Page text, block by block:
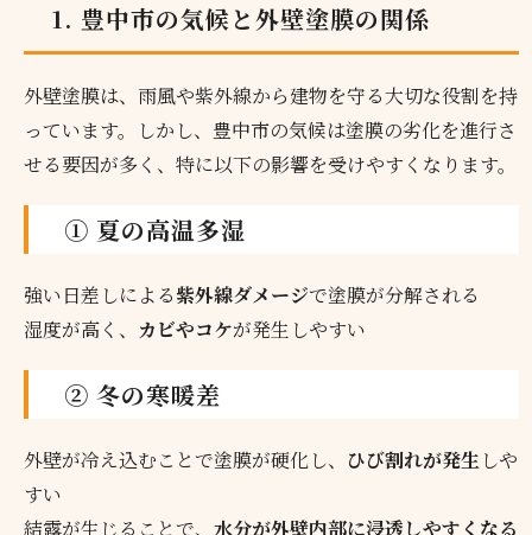
1. 豊中市の気候と外壁塗膜の関係
外壁塗膜は、雨風や紫外線から建物を守る大切な役割を持
っています。しかし、豊中市の気候は塗膜の劣化を進行さ
せる要因が多く、特に以下の影響を受けやすくなります。
① 夏の高温多湿
強い日差しによる紫外線ダメージで塗膜が分解される
湿度が高く、 カビやコケが発生しやすい
② 冬の寒暖差
外壁が冷え込むことで塗膜が硬化し、 ひび割れが発生 しや
すい
結露が生じることで、水分が外壁内部に浸透しやすくなる